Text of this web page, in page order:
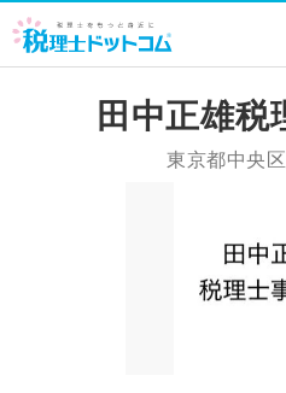
田中正雄税
東京都中央